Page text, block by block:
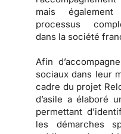
mais
processus
dans la société
Afin
sociaux dans leur
cadre du projet
d’asile a élaboré
permettant
les démarches